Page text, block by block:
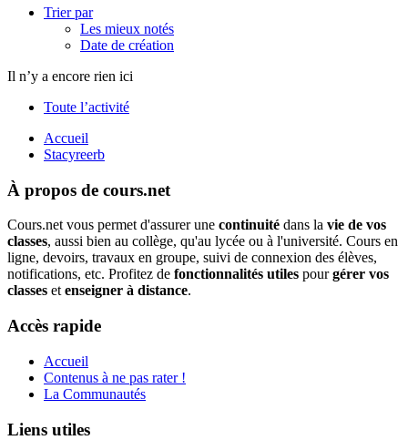
Trier par
Les mieux notés
Date de création
Il n’y a encore rien ici
Toute l’activité
Accueil
Stacyreerb
À propos de cours.net
Cours.net vous permet d'assurer une continuité dans la vie de vos
classes, aussi bien au collège, qu'au lycée ou à l'université. Cours en
ligne, devoirs, travaux en groupe, suivi de connexion des élèves,
notifications, etc. Profitez de fonctionnalités utiles pourgérer vos
classes etenseigner à distance.
Accès rapide
Accueil
Contenus à ne pas rater !
La Communautés
Liens utiles